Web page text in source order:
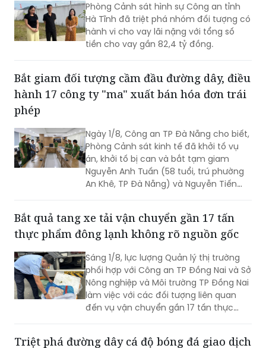
việc đến Văn phòng Cơ quan Cảnh sát
điều tra Công an TP HCM để điều tra
theo quy định.
Khởi tố 3 đối tượng cho vay lãi nặng hơn 82
tỷ đồng
Phòng Cảnh sát hình sự Công an tỉnh
hành vi cho vay lãi nặng với tổng số
tiền cho vay gần 82,4 tỷ đồng.
Bắt giam đối tượng cầm đầu đường dây, điều
hành 17 công ty "ma" xuất bán hóa đơn trái
phép
Ngày 1/8, Công an TP Đà Nẵng cho biết,
Phòng Cảnh sát kinh tế đã khởi tố vụ
Nguyễn Anh Tuấn (58 tuổi, trú phường
An Khê, TP Đà Nẵng) và Nguyễn Tiến
Trãi (43 tuổi, trú TPHCM) để điều tra về
hành vi in, phát hành, mua bán trái
phép hóa đơn.
Bắt quả tang xe tải vận chuyển gần 17 tấn
thực phẩm đông lạnh không rõ nguồn gốc
Sáng 1/8, lực lượng Quản lý thị trường
phối hợp với Công an TP Đồng Nai và Sở
làm việc với các đối tượng liên quan